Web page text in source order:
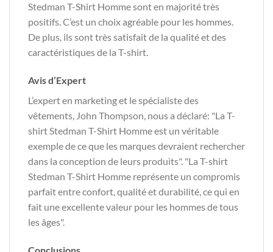
Stedman T-Shirt Homme sont en majorité très
positifs. C’est un choix agréable pour les hommes.
De plus, ils sont très satisfait de la qualité et des
caractéristiques de la T-shirt.
Avis d’Expert
L’expert en marketing et le spécialiste des
vêtements, John Thompson, nous a déclaré: "La T-
shirt Stedman T-Shirt Homme est un véritable
exemple de ce que les marques devraient rechercher
dans la conception de leurs produits". "La T-shirt
Stedman T-Shirt Homme représente un compromis
parfait entre confort, qualité et durabilité, ce qui en
fait une excellente valeur pour les hommes de tous
les âges".